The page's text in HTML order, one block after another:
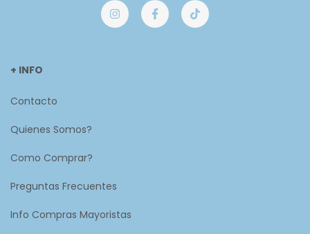
+ INFO
Contacto
Quienes Somos?
Como Comprar?
Preguntas Frecuentes
Info Compras Mayoristas